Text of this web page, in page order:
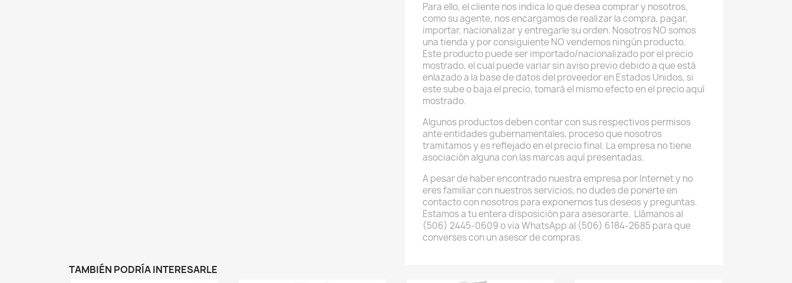
Para ello, el cliente nos indica lo que desea comprar y nosotros,
como su agente, nos encargamos de realizar la compra, pagar,
importar, nacionalizar y entregarle su orden. Nosotros NO somos
una tienda y por consiguiente NO vendemos ningún producto.
Este producto puede ser importado/nacionalizado por el precio
mostrado, el cual puede variar sin aviso previo debido a que está
enlazado a la base de datos del proveedor en Estados Unidos, si
este sube o baja el precio, tomará el mismo efecto en el precio aquí
mostrado.
Algunos productos deben contar con sus respectivos permisos
ante entidades gubernamentales, proceso que nosotros
tramitamos y es reflejado en el precio final. La empresa no tiene
asociación alguna con las marcas aquí presentadas.
A pesar de haber encontrado nuestra empresa por Internet y no
eres familiar con nuestros servicios, no dudes de ponerte en
contacto con nosotros para exponernos tus deseos y preguntas.
Estamos a tu entera disposición para asesorarte. Llámanos al
(506) 2445-0609 o via WhatsApp al (506) 6184-2685 para que
converses con un asesor de compras.
TAMBIÉN PODRÍA INTERESARLE